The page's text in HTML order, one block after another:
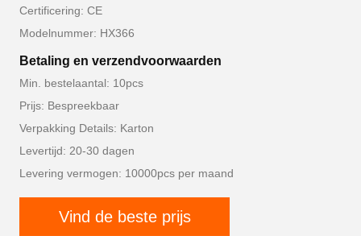
Certificering: CE
Modelnummer: HX366
Betaling en verzendvoorwaarden
Min. bestelaantal: 10pcs
Prijs: Bespreekbaar
Verpakking Details: Karton
Levertijd: 20-30 dagen
Levering vermogen: 10000pcs per maand
Vind de beste prijs